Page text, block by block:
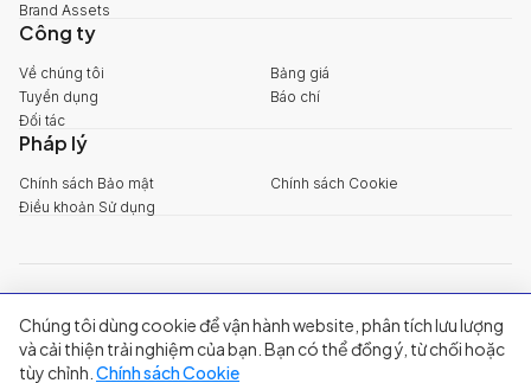
Brand Assets
Công ty
Về chúng tôi
Bảng giá
Tuyển dụng
Báo chí
Đối tác
Pháp lý
Chính sách Bảo mật
Chính sách Cookie
Điều khoản Sử dụng
+84 888 18 1313
Trụ sở chính: Tầng 03, 65-67 Đường B4, Khu đô thị Sala, Phường An
Khánh, TP Hồ Chí Minh
Chúng tôi dùng cookie để vận hành website, phân tích lưu lượng
và cải thiện trải nghiệm của bạn. Bạn có thể đồng ý, từ chối hoặc
tùy chỉnh. Chính sách Cookie